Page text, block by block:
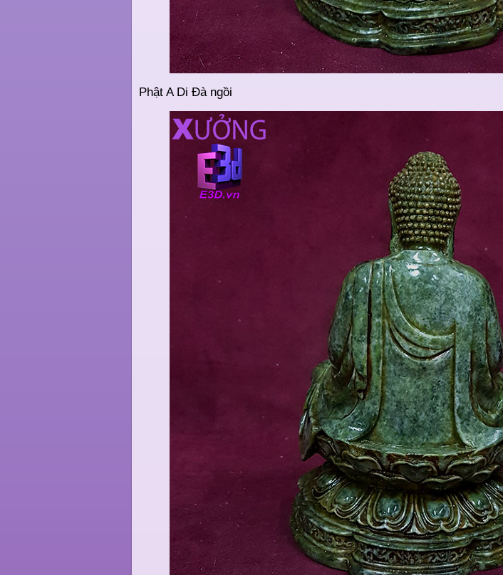
Phật A Di Đà ngồi